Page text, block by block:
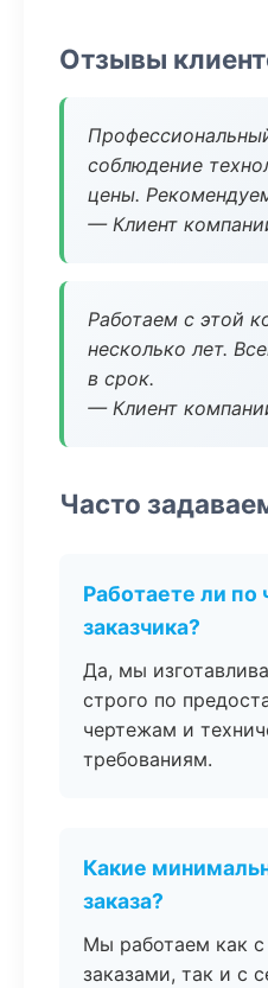
Отзывы
соблюдение
цены.
— Клиент
Работаем с этой
несколько лет.
в срок.
— Клиент
Часто
Работаете ли
заказчика?
Да, мы
строго по
чертежам и
требованиям.
Какие
заказа?
Мы работаем как
заказами, так и с